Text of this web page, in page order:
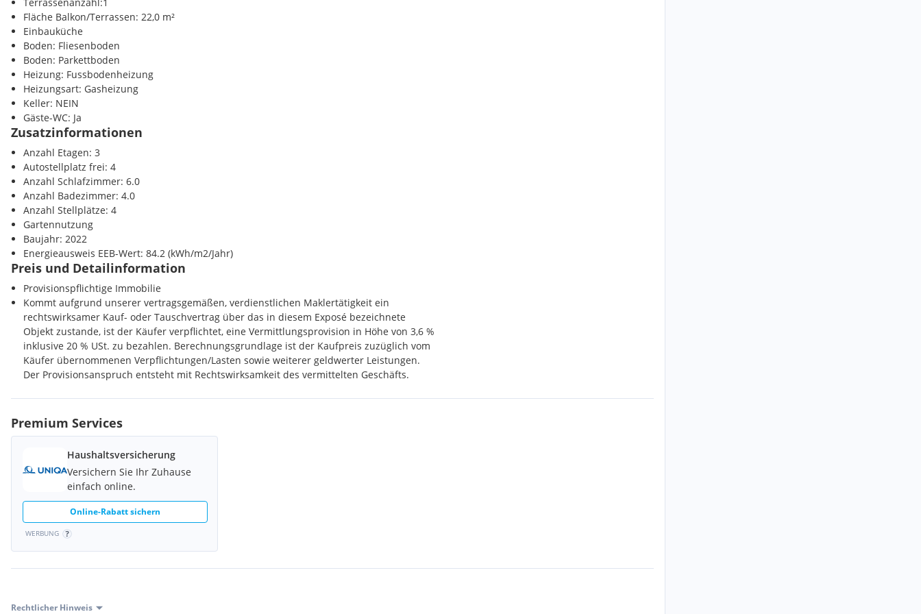
Zustand und die Lage im Grünen nahe Wien schaffen ein Zuhause, das Alltagstauglichkeit,
Sicherheit und Komfort bietet.
Fläche Balkon/Terrassen: 22,0 m²
Einbauküche
Boden: Fliesenboden
Boden: Parkettboden
Heizung: Fussbodenheizung
Heizungsart: Gasheizung
Keller: NEIN
Gäste-WC: Ja
Zusatzinformationen
Anzahl Etagen: 3
Autostellplatz frei: 4
Anzahl Schlafzimmer: 6.0
Anzahl Badezimmer: 4.0
Anzahl Stellplätze: 4
Gartennutzung
Baujahr: 2022
Energieausweis EEB-Wert: 84.2 (kWh/m2/Jahr)
Preis und Detailinformation
Provisionspflichtige Immobilie
Kommt aufgrund unserer vertragsgemäßen, verdienstlichen Maklertätigkeit ein
rechtswirksamer Kauf- oder Tauschvertrag über das in diesem Exposé bezeichnete
Objekt zustande, ist der Käufer verpflichtet, eine Vermittlungsprovision in Höhe von 3,6 %
inklusive 20 % USt. zu bezahlen. Berechnungsgrundlage ist der Kaufpreis zuzüglich vom
Käufer übernommenen Verpflichtungen/Lasten sowie weiterer geldwerter Leistungen.
Der Provisionsanspruch entsteht mit Rechtswirksamkeit des vermittelten Geschäfts.
Premium Services
Haushaltsversicherung
Versichern Sie Ihr Zuhause
einfach online.
Online-Rabatt sichern
WERBUNG
Rechtlicher Hinweis